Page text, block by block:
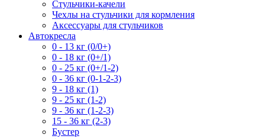
Стульчики-качели
Чехлы на стульчики для кормления
Аксессуары для стульчиков
Автокресла
0 - 13 кг (0/0+)
0 - 18 кг (0+/1)
0 - 25 кг (0+/1-2)
0 - 36 кг (0-1-2-3)
9 - 18 кг (1)
9 - 25 кг (1-2)
9 - 36 кг (1-2-3)
15 - 36 кг (2-3)
Бустер